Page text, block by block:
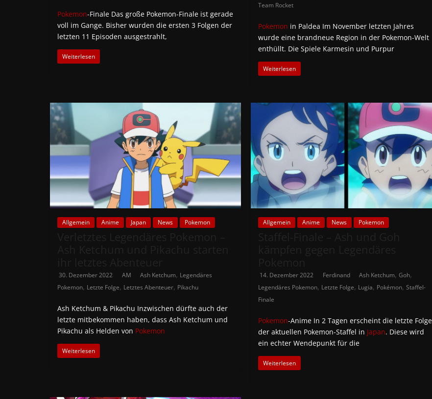
Pokemon-Finale Das große Pokemon-Finale ist gerade
voll im Gange. Bisher wurden die ersten 3 Folgen der
letzten 11 Episoden ausgestrahlt,
Weiterlesen
Team Rocket
Pokemon in Paldea Im November letzten Jahres
wurde eine brandneue Region in der Pokemon-Welt
enthüllt. Die Spiele Karmesin und Purpur
Weiterlesen
Allgemein Anime Japan News Pokemon
30. Dezember 2022 AM Ash Ketchum, Legendäres
Pokemon, Letzte Folge, Letztes Abenteuer, Pikachu
Ash Ketchum & Pikachu Inzwischen dürfte auch der
letzte mitbekommen haben, dass Ash Ketchum und
Pikachu als Helden von Pokemon
Weiterlesen
Allgemein Anime News Pokemon
14. Dezember 2022 Ferdinand Ash Ketchum,Goh,
Legendäres Pokemon, Letzte Folge, Lugia, Pokémon,Staffel-
Finale
Pokemon-Anime In 2 Tagen erscheint die letzte Folge
der aktuellen Pokemon-Staffel in Japan. Diese wird
ein echter Wendepunkt für die
Weiterlesen